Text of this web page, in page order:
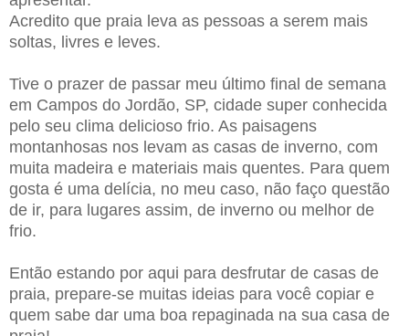
Acredito que praia leva as pessoas a serem mais
soltas, livres e leves.
Tive o prazer de passar meu último final de semana
em Campos do Jordão, SP, cidade super conhecida
pelo seu clima delicioso frio. As paisagens
montanhosas nos levam as casas de inverno, com
muita madeira e materiais mais quentes. Para quem
gosta é uma delícia, no meu caso, não faço questão
de ir, para lugares assim, de inverno ou melhor de
frio.
Então estando por aqui para desfrutar de casas de
praia, prepare-se muitas ideias para você copiar e
quem sabe dar uma boa repaginada na sua casa de